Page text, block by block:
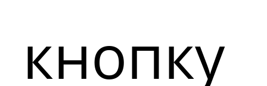
кнопку